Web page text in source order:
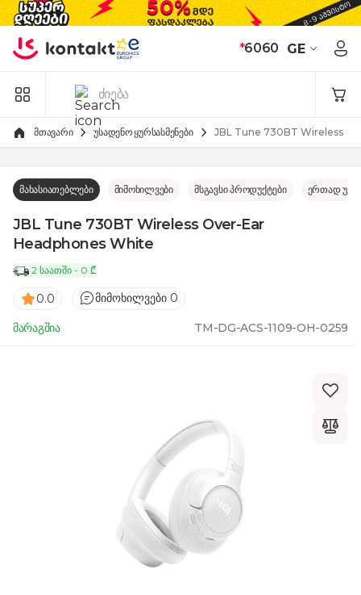
Skip to Content
*6060 GE
მთავარი უსადენო ყურსასმენები JBL Tune 730BT Wireless
მახასიათებლები მიმოხილვები მსგავსი პროდუქტები ერთად
JBL Tune 730BT Wireless Over-Ear
Headphones White
2 საათში - 0 ₾
0.0 მიმოხილვები 0
მარაგშია TM-DG-ACS-1109-OH-0259